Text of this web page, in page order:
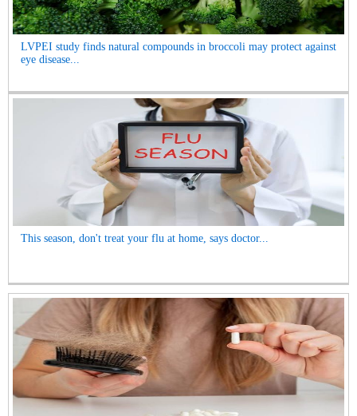
LVPEI study finds natural compounds in broccoli may protect against
eye disease...
This season, don't treat your flu at home, says doctor...